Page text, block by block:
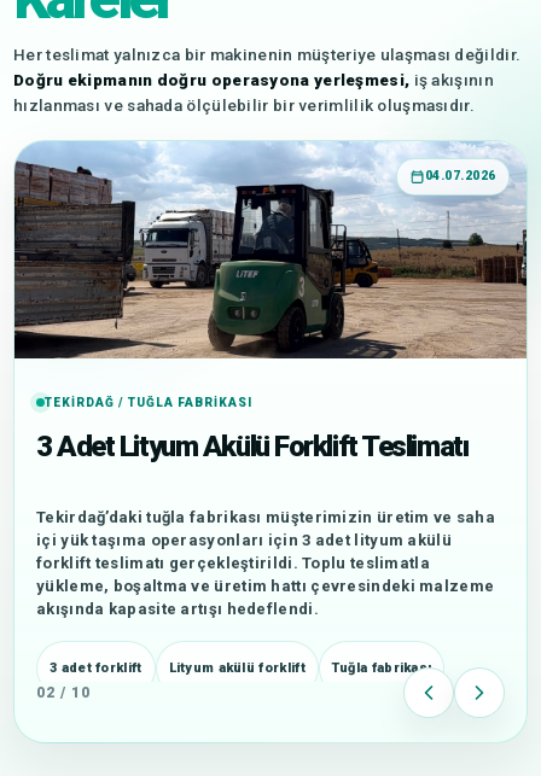
Her teslimat yalnızca bir makinenin müşteriye ulaşması değildir.
Doğru ekipmanın doğru operasyona yerleşmesi, iş akışının
hızlanması ve sahada ölçülebilir bir verimlilik oluşmasıdır.
04.07.2026
TEKIRDAĞ / TUĞLA FABRIKASI
3 Adet Lityum Akülü Forklift Teslimatı
Tekirdağ’daki tuğla fabrikası müşterimizin üretim ve saha
içi yük taşıma operasyonları için 3 adet lityum akülü
forklift teslimatı gerçekleştirildi. Toplu teslimatla
yükleme, boşaltma ve üretim hattı çevresindeki malzeme
akışında kapasite artışı hedeflendi.
3 adet forklift Lityum akülü forklift Tuğla fabrikası
02 / 10